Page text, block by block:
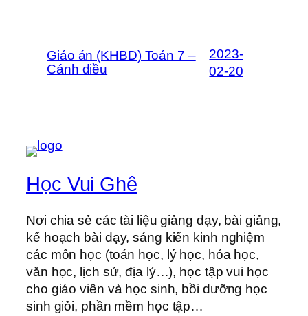
Giáo án (KHBD) Toán 7 –
Cánh diều
2023-
02-20
Học Vui Ghê
Nơi chia sẻ các tài liệu giảng dạy, bài giảng,
kế hoạch bài dạy, sáng kiến kinh nghiệm
các môn học (toán học, lý học, hóa học,
văn học, lịch sử, địa lý…), học tập vui học
cho giáo viên và học sinh, bồi dưỡng học
sinh giỏi, phần mềm học tập…